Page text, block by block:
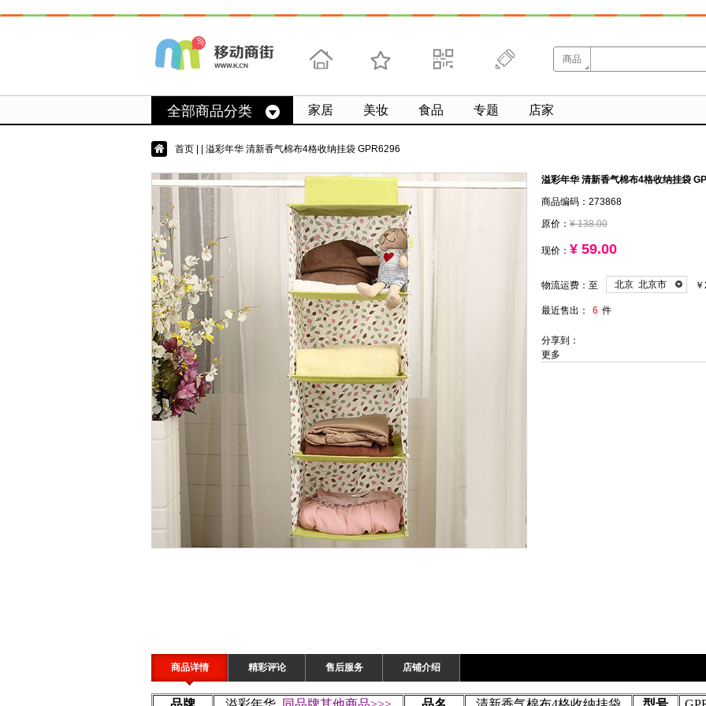
首页 收藏 求扫码 微博
商品
全部商品分类 家居 美妆 食品 专题 店家
首页 | 溢彩年华 清新香气棉布4格收纳挂袋 GPR6296
溢彩年华 清新香气棉布4格收纳挂袋
商品编码：273868
原价： ¥ 138.00
现价： ¥ 59.00
物流运费：至 北京 北京市
最近售出： 6 件
分享到：
更多
商品详情 精彩评论 售后服务 店铺介绍